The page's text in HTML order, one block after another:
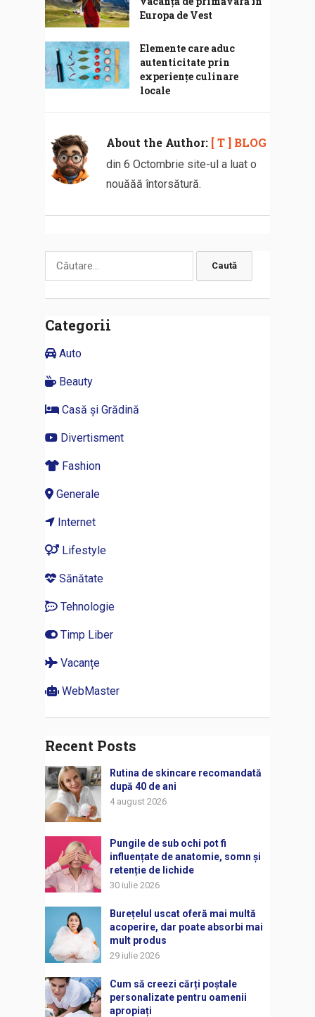
Europa de Vest
Elemente care aduc
autenticitate prin
experiențe culinare
locale
About the Author: [ T ] BLOG
din 6 Octombrie site-ul a luat o
nouăăă întorsătură.
Caută
după:
Categorii
Auto
Beauty
Casă și Grădină
Divertisment
Fashion
Generale
Internet
Lifestyle
Sănătate
Tehnologie
Timp Liber
Vacanțe
WebMaster
Recent Posts
Rutina de skincare recomandată
după 40 de ani
4 august 2026
Pungile de sub ochi pot fi
influențate de anatomie, somn și
retenție de lichide
30 iulie 2026
Burețelul uscat oferă mai multă
acoperire, dar poate absorbi mai
mult produs
29 iulie 2026
Cum să creezi cărți poștale
personalizate pentru oamenii
apropiați